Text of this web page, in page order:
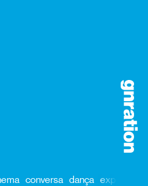
conversa dança exposição